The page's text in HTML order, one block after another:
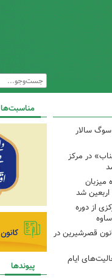
سوگ سالار
در مرکز
میزبان
اربعین شد
از دوره
قصرشیرین در
ایام
مناسبت‌ها
پیوندها